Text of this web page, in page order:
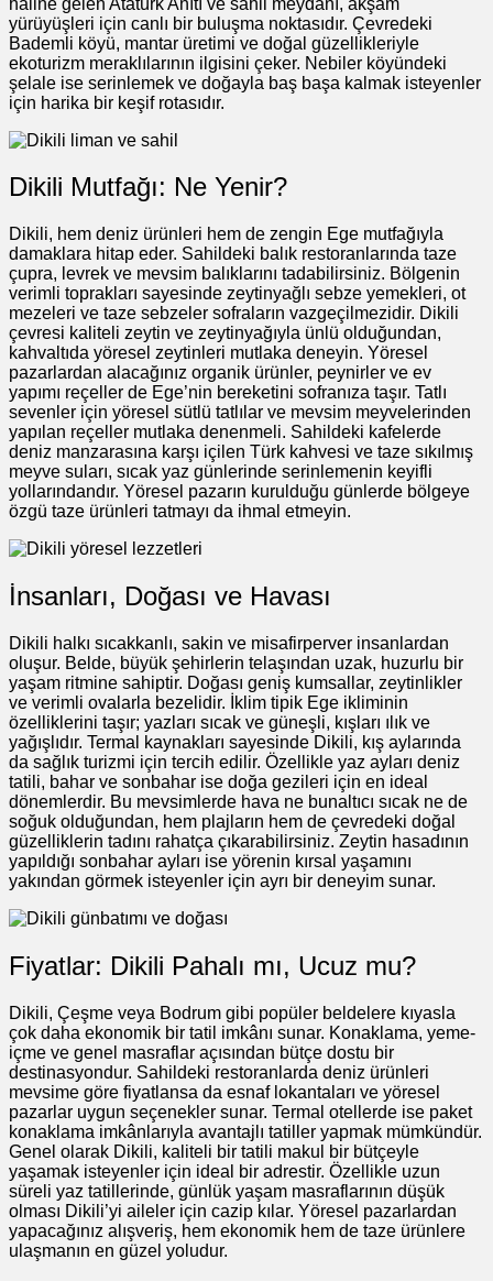
yürüyüşleri için canlı bir buluşma noktasıdır. Çevredeki
Bademli köyü, mantar üretimi ve doğal güzellikleriyle
ekoturizm meraklılarının ilgisini çeker. Nebiler köyündeki
şelale ise serinlemek ve doğayla baş başa kalmak isteyenler
için harika bir keşif rotasıdır.
Dikili Mutfağı: Ne Yenir?
Dikili, hem deniz ürünleri hem de zengin Ege mutfağıyla
damaklara hitap eder. Sahildeki balık restoranlarında taze
çupra, levrek ve mevsim balıklarını tadabilirsiniz. Bölgenin
verimli toprakları sayesinde zeytinyağlı sebze yemekleri, ot
mezeleri ve taze sebzeler sofraların vazgeçilmezidir. Dikili
çevresi kaliteli zeytin ve zeytinyağıyla ünlü olduğundan,
kahvaltıda yöresel zeytinleri mutlaka deneyin. Yöresel
pazarlardan alacağınız organik ürünler, peynirler ve ev
yapımı reçeller de Ege’nin bereketini sofranıza taşır. Tatlı
sevenler için yöresel sütlü tatlılar ve mevsim meyvelerinden
yapılan reçeller mutlaka denenmeli. Sahildeki kafelerde
deniz manzarasına karşı içilen Türk kahvesi ve taze sıkılmış
meyve suları, sıcak yaz günlerinde serinlemenin keyifli
yollarındandır. Yöresel pazarın kurulduğu günlerde bölgeye
özgü taze ürünleri tatmayı da ihmal etmeyin.
İnsanları, Doğası ve Havası
Dikili halkı sıcakkanlı, sakin ve misafirperver insanlardan
oluşur. Belde, büyük şehirlerin telaşından uzak, huzurlu bir
yaşam ritmine sahiptir. Doğası geniş kumsallar, zeytinlikler
ve verimli ovalarla bezelidir. İklim tipik Ege ikliminin
özelliklerini taşır; yazları sıcak ve güneşli, kışları ılık ve
yağışlıdır. Termal kaynakları sayesinde Dikili, kış aylarında
da sağlık turizmi için tercih edilir. Özellikle yaz ayları deniz
tatili, bahar ve sonbahar ise doğa gezileri için en ideal
dönemlerdir. Bu mevsimlerde hava ne bunaltıcı sıcak ne de
soğuk olduğundan, hem plajların hem de çevredeki doğal
güzelliklerin tadını rahatça çıkarabilirsiniz. Zeytin hasadının
yapıldığı sonbahar ayları ise yörenin kırsal yaşamını
yakından görmek isteyenler için ayrı bir deneyim sunar.
Fiyatlar: Dikili Pahalı mı, Ucuz mu?
Dikili, Çeşme veya Bodrum gibi popüler beldelere kıyasla
çok daha ekonomik bir tatil imkânı sunar. Konaklama, yeme-
içme ve genel masraflar açısından bütçe dostu bir
destinasyondur. Sahildeki restoranlarda deniz ürünleri
mevsime göre fiyatlansa da esnaf lokantaları ve yöresel
pazarlar uygun seçenekler sunar. Termal otellerde ise paket
konaklama imkânlarıyla avantajlı tatiller yapmak mümkündür.
Genel olarak Dikili, kaliteli bir tatili makul bir bütçeyle
yaşamak isteyenler için ideal bir adrestir. Özellikle uzun
süreli yaz tatillerinde, günlük yaşam masraflarının düşük
olması Dikili’yi aileler için cazip kılar. Yöresel pazarlardan
yapacağınız alışveriş, hem ekonomik hem de taze ürünlere
ulaşmanın en güzel yoludur.